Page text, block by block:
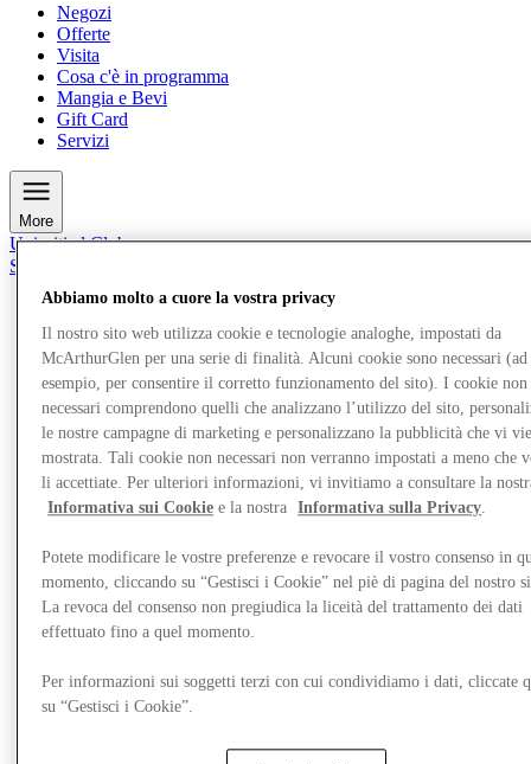
Negozi
Offerte
Visita
Cosa c'è in programma
Mangia e Bevi
Gift Card
Servizi
More
Unisciti al Club
Salvata
Negozi
Offerte
Visita
Cosa c'è in programma
Mangia e Bevi
Gift Card
Servizi
More
Abbiamo molto a cuore la vostra privacy
Il nostro sito web utilizza cookie e tecnologie analoghe, impostati da
McArthurGlen per una serie di finalità. Alcuni cookie sono necessari (ad
esempio, per consentire il corretto funzionamento del sito). I cookie non
necessari comprendono quelli che analizzano l’utilizzo del sito,
le nostre campagne di marketing e personalizzano la pubblicità che vi
mostrata. Tali cookie non necessari non verranno impostati a meno che
li accettiate. Per ulteriori informazioni, vi invitiamo a consultare la
Informativa sui Cookie e la nostra Informativa sulla Privacy.
Potete modificare le vostre preferenze e revocare il vostro consenso in
momento, cliccando su “Gestisci i Cookie” nel piè di pagina del nostro
La revoca del consenso non pregiudica la liceità del trattamento dei dati
effettuato fino a quel momento.
Per informazioni sui soggetti terzi con cui condividiamo i dati, cliccate
su “Gestisci i Cookie”.